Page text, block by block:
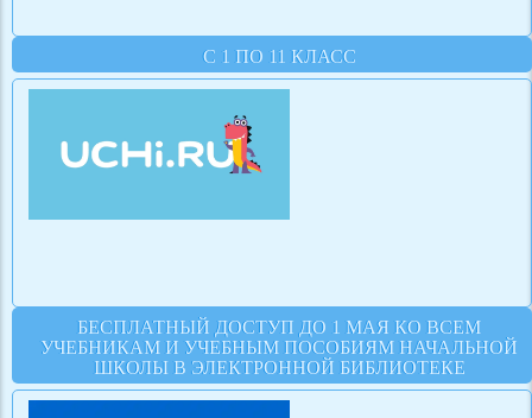
С 1 ПО 11 КЛАСС
БЕСПЛАТНЫЙ ДОСТУП ДО 1 МАЯ КО ВСЕМ
УЧЕБНИКАМ И УЧЕБНЫМ ПОСОБИЯМ НАЧАЛЬНОЙ
ШКОЛЫ В ЭЛЕКТРОННОЙ БИБЛИОТЕКЕ